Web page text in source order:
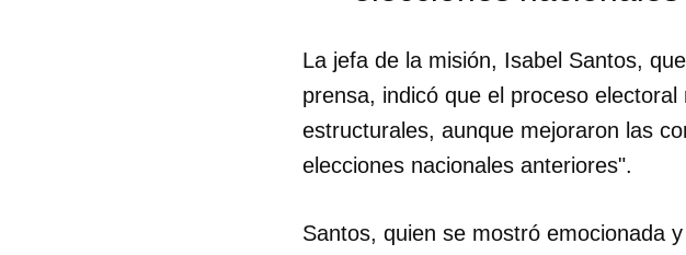
La jefa de la misión, Isabel Santos,
prensa, indicó que el proceso
estructurales, aunque mejoraron las
elecciones nacionales anteriores".
Santos, quien se mostró emocionada